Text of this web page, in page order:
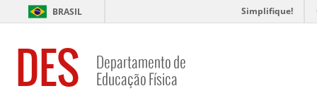
BRASIL Simplifique!
DES
Departamento de
Educação Física